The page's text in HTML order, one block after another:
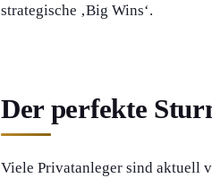
strategische ‚Big Wins‘.
Der perfekte
Viele Privatanleger sind aktuell